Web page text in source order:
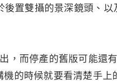
置雙攝的景深鏡頭、
，而停產的舊版可能還
的時候就要看清楚手上